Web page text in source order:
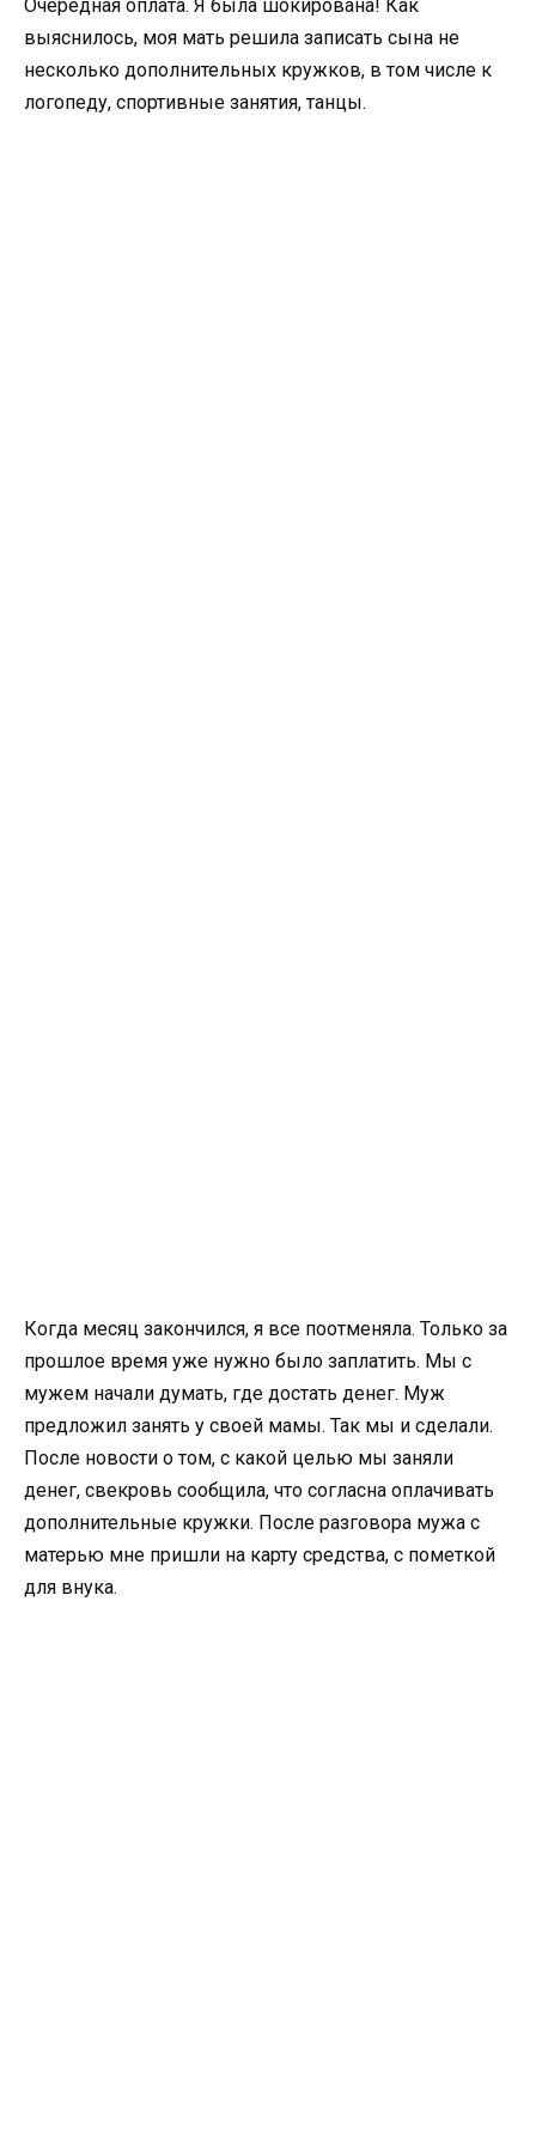
Очередная оплата. Я была шокирована! Как
выяснилось, моя мать решила записать сына не
несколько дополнительных кружков, в том числе к
логопеду, спортивные занятия, танцы.
Когда месяц закончился, я все поотменяла. Только за
прошлое время уже нужно было заплатить. Мы с
мужем начали думать, где достать денег. Муж
предложил занять у своей мамы. Так мы и сделали.
После новости о том, с какой целью мы заняли
денег, свекровь сообщила, что согласна оплачивать
дополнительные кружки. После разговора мужа с
матерью мне пришли на карту средства, с пометкой
для внука.